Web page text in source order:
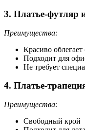
3. Платье-футляр
Преимущества:
Красиво
Подходит для
Не требует
4. Платье-
Преимущества:
Свободный крой